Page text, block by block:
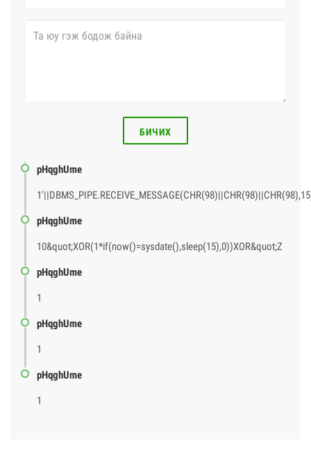
БИЧИХ
pHqghUme
pHqghUme
10&quot;XOR(1*if(now()=sysdate(),sleep(15),0))XOR&quot;Z
pHqghUme
1
pHqghUme
1
pHqghUme
1